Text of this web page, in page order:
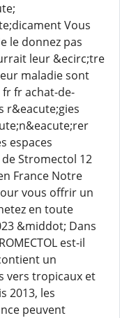
Vous
le donnez pas
leur &ecirc;tre
maladie sont
fr achat-de-
r&eacute;gies
espaces
Stromectol 12
France Notre
vous offrir un
en toute
&middot; Dans
est-il
un
vers tropicaux et
2013, les
peuvent